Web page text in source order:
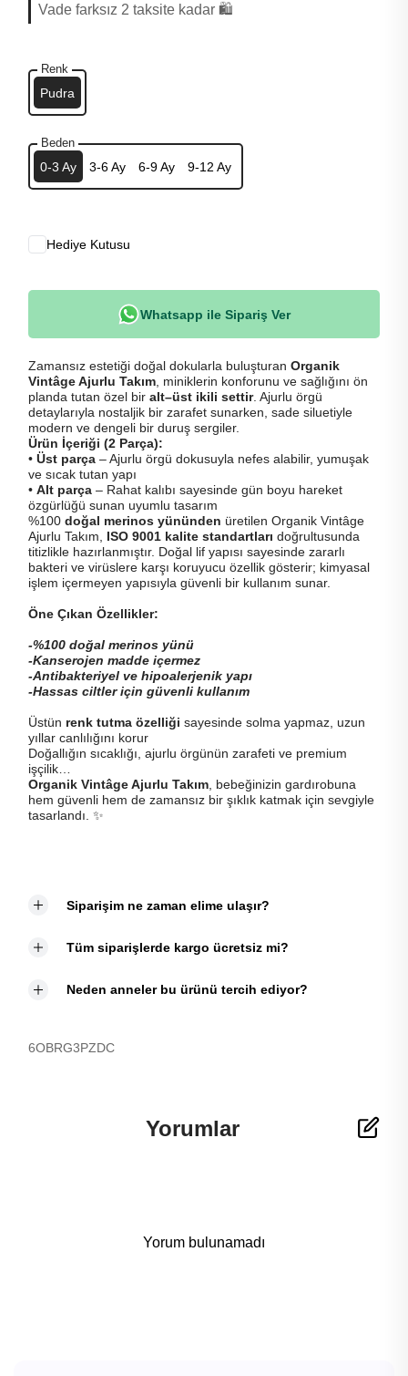
Vade farksız 2 taksite kadar 🛍️
Renk
Pudra
Beden
0-3 Ay 3-6 Ay 6-9 Ay 9-12 Ay
Hediye Kutusu
Whatsapp ile Sipariş Ver
Zamansız estetiği doğal dokularla buluşturan Organik
Vintâge Ajurlu Takım, miniklerin konforunu ve sağlığını ön
planda tutan özel bir alt–üst ikili settir. Ajurlu örgü
detaylarıyla nostaljik bir zarafet sunarken, sade siluetiyle
modern ve dengeli bir duruş sergiler.
Ürün İçeriği (2 Parça):
• Üst parça – Ajurlu örgü dokusuyla nefes alabilir, yumuşak
ve sıcak tutan yapı
• Alt parça – Rahat kalıbı sayesinde gün boyu hareket
özgürlüğü sunan uyumlu tasarım
%100 doğal merinos yününden üretilen Organik Vintâge
Ajurlu Takım, ISO 9001 kalite standartları doğrultusunda
titizlikle hazırlanmıştır. Doğal lif yapısı sayesinde zararlı
bakteri ve virüslere karşı koruyucu özellik gösterir; kimyasal
işlem içermeyen yapısıyla güvenli bir kullanım sunar.
Öne Çıkan Özellikler:
-%100 doğal merinos yünü
-Kanserojen madde içermez
-Antibakteriyel ve hipoalerjenik yapı
-Hassas ciltler için güvenli kullanım
Üstün renk tutma özelliği sayesinde solma yapmaz, uzun
yıllar canlılığını korur
Doğallığın sıcaklığı, ajurlu örgünün zarafeti ve premium
işçilik…
Organik Vintâge Ajurlu Takım, bebeğinizin gardırobuna
hem güvenli hem de zamansız bir şıklık katmak için sevgiyle
tasarlandı. ✨
Siparişim ne zaman elime ulaşır?
Tüm siparişlerde kargo ücretsiz mi?
Neden anneler bu ürünü tercih ediyor?
6OBRG3PZDC
Yorumlar
Yorum bulunamadı